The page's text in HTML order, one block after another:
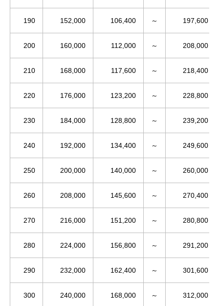
190 152,000 106,400 ～ 197,600
200 160,000 112,000 ～ 208,000
210 168,000 117,600 ～ 218,400
220 176,000 123,200 ～ 228,800
230 184,000 128,800 ～ 239,200
240 192,000 134,400 ～ 249,600
250 200,000 140,000 ～ 260,000
260 208,000 145,600 ～ 270,400
270 216,000 151,200 ～ 280,800
280 224,000 156,800 ～ 291,200
290 232,000 162,400 ～ 301,600
300 240,000 168,000 ～ 312,000